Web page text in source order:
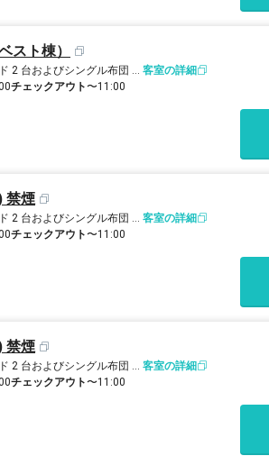
スト棟）
シングルベッド 2 台およびシングル布団 2 組 客室の詳細
チェックアウト〜11:00
禁煙
シングルベッド 2 台およびシングル布団 2 組 客室の詳細
チェックアウト〜11:00
禁煙
シングルベッド 2 台およびシングル布団 3 組 客室の詳細
チェックアウト〜11:00